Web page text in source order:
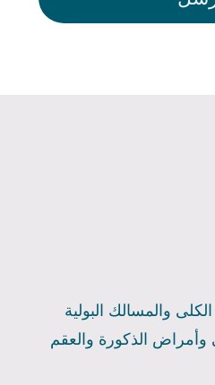
والمسالك البولية
الذكورة والعقم